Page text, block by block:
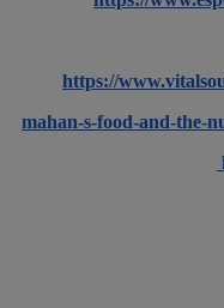
https://
mahan-s-food-and-the-